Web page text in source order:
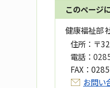
このページ
健康福祉部
住所： 〒
電話：
FAX：
お問い